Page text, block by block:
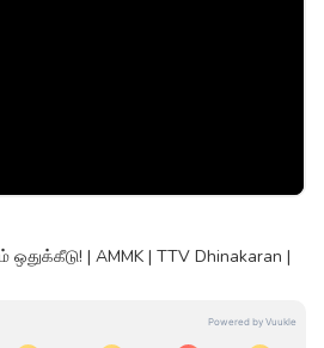
| AMMK | TTV Dhinakaran |